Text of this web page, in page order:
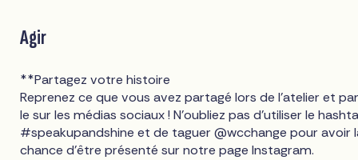
Agir
**Partagez votre histoire
Reprenez ce que vous avez partagé lors de l'atelier et
le sur les médias sociaux ! N'oubliez pas d'utiliser le
#speakupandshine et de taguer @wcchange pour avoir
chance d'être présenté sur notre page Instagram.